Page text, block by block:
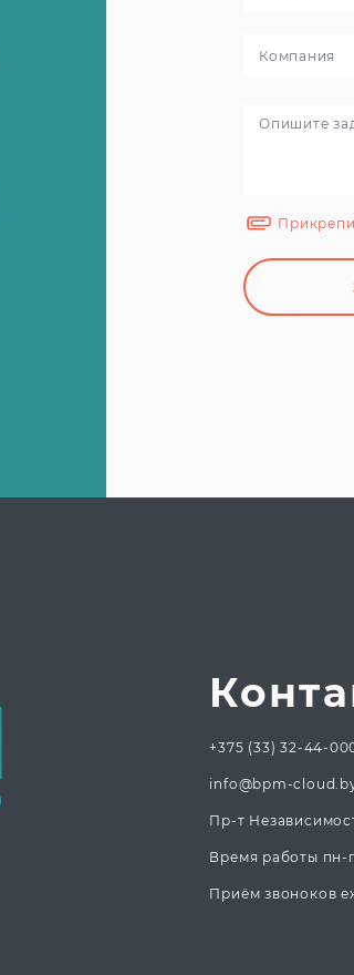
+375 (33) 32-44-
info@bpm-
Пр-т
Время работы пн-
Приём звоноков